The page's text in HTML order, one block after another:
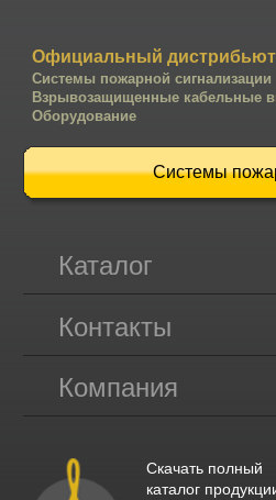
Официальный
Системы пожарной сигнализации
Взрывозащищенные кабельные
Оборудование
Системы
Каталог
Контакты
Компания
Скачать полный
каталог